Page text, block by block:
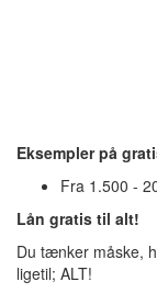
Eksempler på
Fra 1.500 -
Lån gratis til alt!
Du tænker måske,
ligetil; ALT!